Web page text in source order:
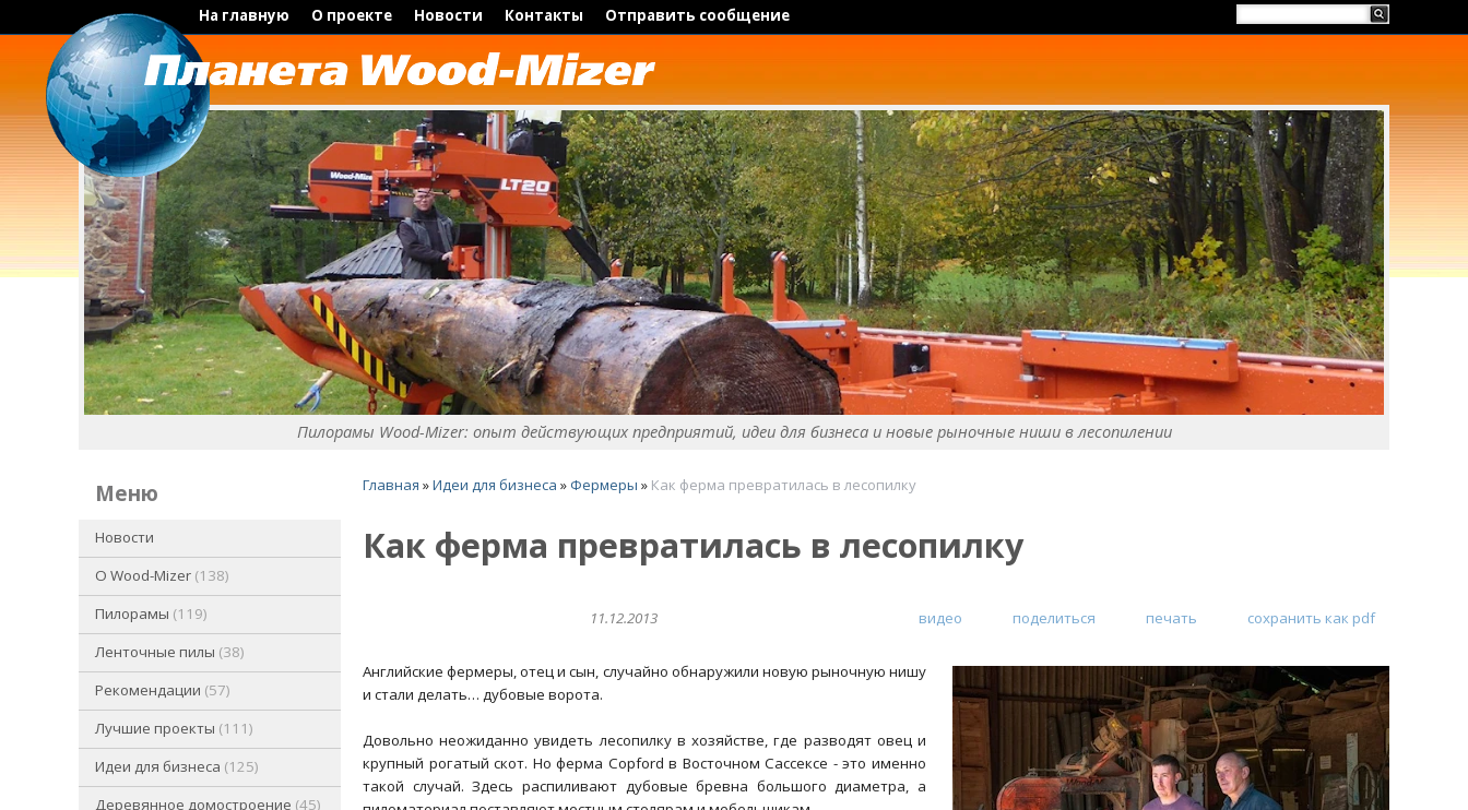
На главную О проекте Новости Контакты Отправить сообщение
Пилорамы Wood-Mizer: опыт действующих предприятий, идеи для бизнеса и новые рыночные ниши в лесопилении
меню
Новости
O Wood-Mizer 138
Пилорамы 119
Ленточные пилы 38
Рекомендации 57
Лучшие проекты 111
Идеи для бизнеса 125
Деревянное домостроение 45
Главная »Идеи для бизнеса » Фермеры » Как ферма превратилась в лесопилку
Как ферма превратилась в лесопилку
11.12.2013 видео поделиться печать сохранить как pdf
Английские фермеры, отец и сын, случайно обнаружили новую рыночную нишу
и стали делать… дубовые ворота.
Довольно неожиданно увидеть лесопилку в хозяйстве, где разводят овец и
крупный рогатый скот. Но ферма Copford в Восточном Сассексе - это именно
такой случай. Здесь распиливают дубовые бревна большого диаметра, а